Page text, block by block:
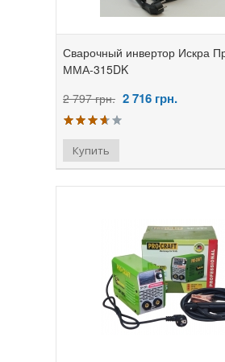
Сварочный инвертор Искра
ММА-315DK
2 797 грн. 2 716 грн.